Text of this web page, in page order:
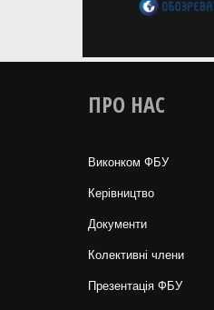
ПРО НАС
Виконком ФБУ
Керівництво
Документи
Колективні члени
Презентація ФБУ